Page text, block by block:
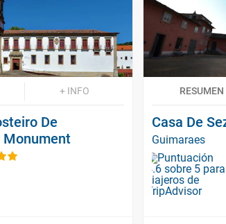
+ INFO
De
Monument
RESUMEN
Casa De
Guimaraes